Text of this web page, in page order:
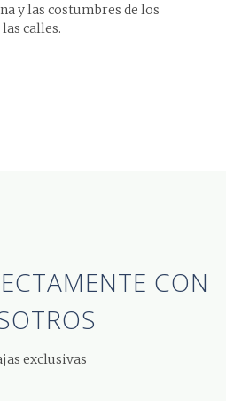
y las costumbres de los
calles.
CON
exclusivas